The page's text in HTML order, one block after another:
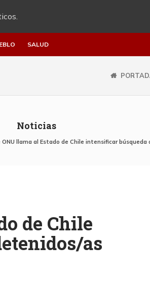
SALUD
Noticias
llama al Estado de Chile intensificar búsqueda
de Chile
as